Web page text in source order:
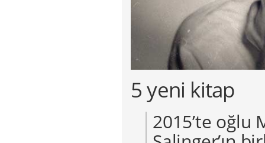
5 yeni kitap
2015’te oğlu